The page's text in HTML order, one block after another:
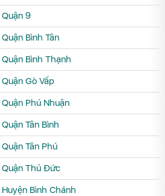
9
Bình Tân
Bình Thạnh
Gò Vấp
Phú Nhuận
Tân Bình
Tân Phú
Quận Thủ Đức
Bình Chánh